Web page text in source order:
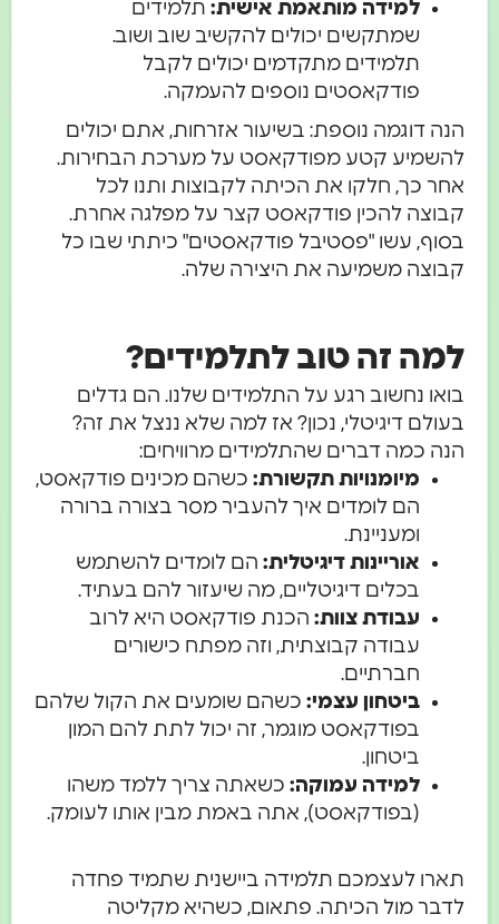
למידה מותאמת אישית:תלמידים
שמתקשים יכולים להקשיב שוב ושוב.
תלמידים מתקדמים יכולים לקבל
פודקאסטים נוספים להעמקה.
הנה דוגמה נוספת: בשיעור אזרחות, אתם יכולים
להשמיע קטע מפודקאסט על מערכת הבחירות.
אחר כך, חלקו את הכיתה לקבוצות ותנו לכל
קבוצה להכין פודקאסט קצר על מפלגה אחרת.
בסוף, עשו "פסטיבל פודקאסטים" כיתתי שבו כל
קבוצה משמיעה את היצירה שלה.
למה זה טוב לתלמידים?
בואו נחשוב רגע על התלמידים שלנו. הם גדלים
בעולם דיגיטלי, נכון? אז למה שלא ננצל את זה?
הנה כמה דברים שהתלמידים מרוויחים:
מיומנויות תקשורת:כשהם מכינים פודקאסט,
הם לומדים איך להעביר מסר בצורה ברורה
ומעניינת.
אוריינות דיגיטלית:הם לומדים להשתמש
בכלים דיגיטליים, מה שיעזור להם בעתיד.
עבודת צוות:הכנת פודקאסט היא לרוב
עבודה קבוצתית, וזה מפתח כישורים
חברתיים.
ביטחון עצמי:כשהם שומעים את הקול שלהם
בפודקאסט מוגמר, זה יכול לתת להם המון
ביטחון.
למידה עמוקה:כשאתה צריך ללמד משהו
(בפודקאסט), אתה באמת מבין אותו לעומק.
תארו לעצמכם תלמידה ביישנית שתמיד פחדה
לדבר מול הכיתה. פתאום, כשהיא מקליטה